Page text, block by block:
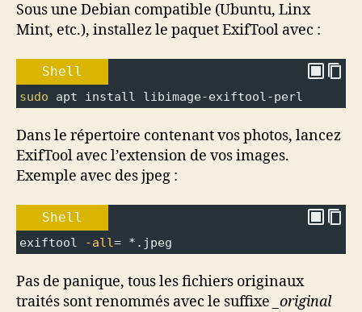
Sous une Debian compatible (Ubuntu, Linx
Mint, etc.), installez le paquet ExifTool avec :
Shell
sudo apt install libimage-exiftool-perl
Dans le répertoire contenant vos photos, lancez
ExifTool avec l’extension de vos images.
Exemple avec des jpeg :
Shell
exiftool -all= *.jpeg
Pas de panique, tous les fichiers originaux
traités sont renommés avec le suffixe _original